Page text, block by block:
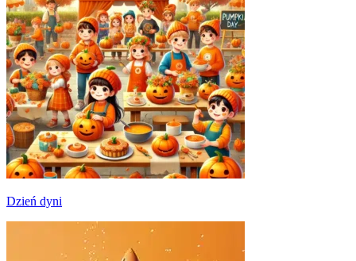
Dzień dyni